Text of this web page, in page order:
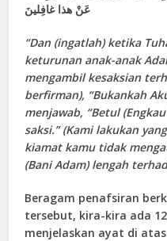
عَنْ هذا غافِلينَ
“Dan (ingatlah) ketika
keturunan anak-anak
mengambil kesaksian
berfirman), “Bukankah
menjawab, “Betul
saksi.” (Kami lakukan
kiamat kamu tidak
(Bani Adam) lengah
Beragam penafsiran
tersebut, kira-kira ada
menjelaskan ayat di